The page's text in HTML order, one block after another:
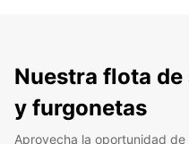
Nuestra flota
y furgonetas
Aprovecha la oportunidad